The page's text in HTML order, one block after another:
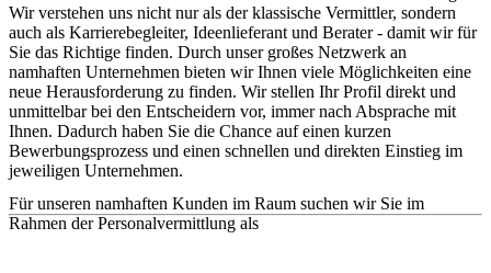
Wir verstehen uns nicht nur als der klassische Vermittler, sondern
auch als Karrierebegleiter, Ideenlieferant und Berater - damit wir für
Sie das Richtige finden. Durch unser großes Netzwerk an
namhaften Unternehmen bieten wir Ihnen viele Möglichkeiten eine
neue Herausforderung zu finden. Wir stellen Ihr Profil direkt und
unmittelbar bei den Entscheidern vor, immer nach Absprache mit
Ihnen. Dadurch haben Sie die Chance auf einen kurzen
Bewerbungsprozess und einen schnellen und direkten Einstieg im
jeweiligen Unternehmen.
Für unseren namhaften Kunden im Raum suchen wir Sie im
Rahmen der Personalvermittlung als